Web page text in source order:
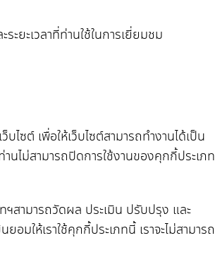
ยะเวลาที่ท่านใช้ในการเยี่ยมชม
ซต์ เพื่อให้เว็บไซต์สามารถทำงานได้เป็น
นไม่สามารถปิดการใช้งานของคุกกี้ประเภท
ฯสามารถวัดผล ประเมิน ปรับปรุง และ
มให้เราใช้คุกกี้ประเภทนี้ เราจะไม่สามารถ